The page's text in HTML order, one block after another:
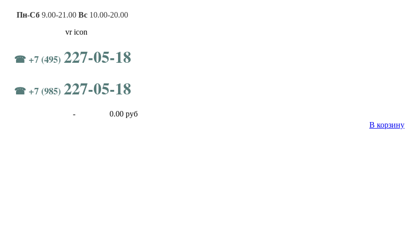
Пн-Сб 9.00-21.00 Вс 10.00-20.00
☎ +7 (495) 227-05-18
☎ +7 (985) 227-05-18
-
0.00 руб
В корзину